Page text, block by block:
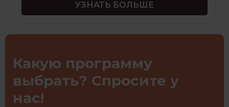
УЗНАТЬ БОЛЬШЕ
Какую программу
выбрать? Спросите у
нас!